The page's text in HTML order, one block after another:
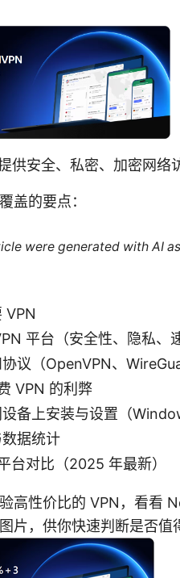
供安全、私密、加密网络
盖的要点：
were generated with AI
VPN
平台（安全性、隐私、
议（OpenVPN、
VPN 的利弊
备上安装与设置（
据统计
台对比（2025 年最新）
高性价比的 VPN，看看
片，供你快速判断是否值